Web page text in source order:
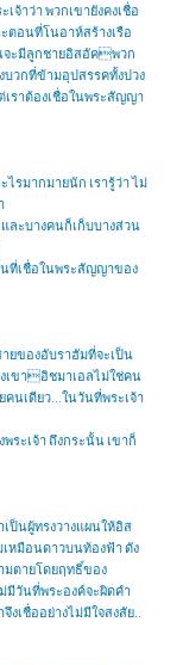
จ้าว่า พวกเขายังคงเชื่อ
ตอนที่โนอาห์สร้างเรือ
จะมีลูกชายอิสอัคพวก
บวกที่ข้ามอุปสรรคทั้งปวง
เราต้องเชื่อในพระสัญญา
ไรมากมายนัก เรารู้ว่า ไม่
ละบางคนก็เก็บบางส่วน
นที่เชื่อในพระสัญญาของ
ยของอับราฮัมที่จะเป็น
เขาอิชมาเอลไม่ใช่คน
คนเดียว…ในวันที่พระเจ้า
ระเจ้า ถึงกระนั้น เขาก็
เป็นผู้ทรงวางแผนให้อิส
หมือนดาวบนท้องฟ้า ดัง
มตายโดยฤทธิ์ของ
มีวันที่พระองค์จะผิดคำ
เชื่ออย่างไม่มีใจสงสัย..